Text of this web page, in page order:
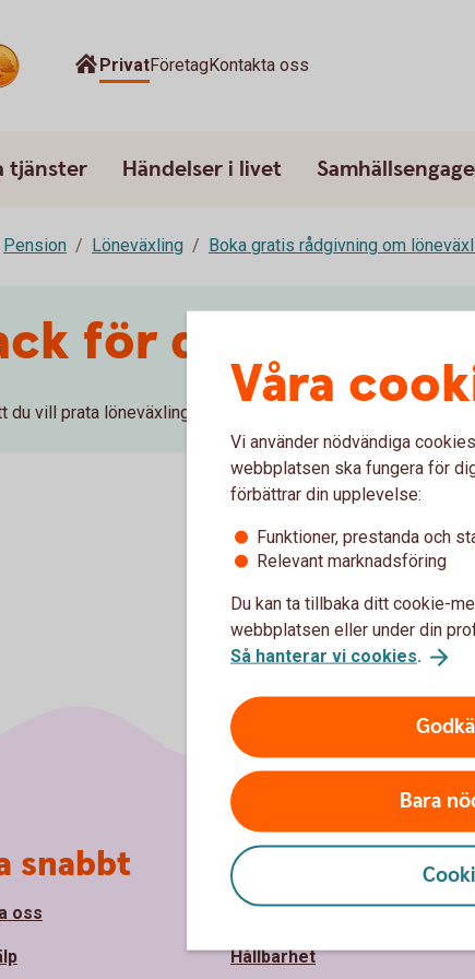
PrivatFöretagKontakta oss
tjänster Händelser i livet
Pension Löneväxling Boka gratis rådgivning om
för din
du vill prata löneväxling med oss. Vi hör av oss till dig inom
Våra
Vi använder nödvändiga
webbplatsen ska fungera för
förbättrar din upplevelse:
Funktioner, prestanda och
Relevant marknadsföring
Du kan ta tillbaka ditt cookie-
webbplatsen eller under din
Så hanterar vi cookies.
Bara
snabbt
oss
Om oss
Om oss
Hållbarhet